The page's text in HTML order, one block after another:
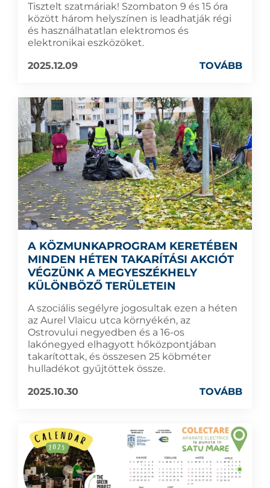
Tisztelt szatmáriak! Szombaton 9 és 15 óra
között három helyszínen is leadhatják régi
és használhatatlan elektromos és
elektronikai eszközöket.
2025.12.09
TOVÁBB
A KÖZMUNKAPROGRAM KERETÉBEN
MINDEN HÉTEN TAKARÍTÁSI AKCIÓT
VÉGZÜNK A MEGYESZÉKHELY
KÜLÖNBÖZŐ TERÜLETEIN
A szociális segélyre jogosultak ezen a héten
az Aurel Vlaicu utca környékén, az
Ostrovului negyedben és a 16-os
lakónegyed elhagyott hőközpontjában
takarítottak, és összesen 25 köbméter
hulladékot gyűjtöttek össze.
2025.10.30
TOVÁBB